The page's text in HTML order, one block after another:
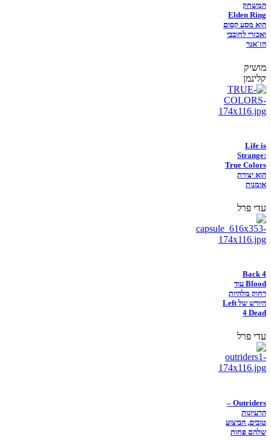
המשחק
Elden Ring
הוא מסע קסום
ואכזרי לחובבי
הז'אנר
מושיק
קלינמן
Life is
Strange:
True Colors
הוא יצירת
אומנות
עדי פרל
Back 4
Blood עוד
רחוק מלהיות
היורש של Left
4 Dead
עדי פרל
Outriders –
הרעיונות
טובים, הביצוע
שלהם פחות